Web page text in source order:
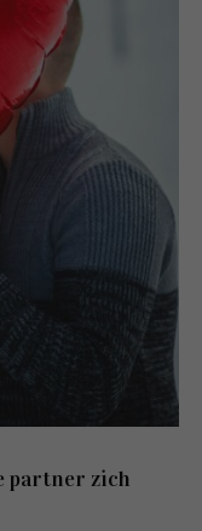
partner zich